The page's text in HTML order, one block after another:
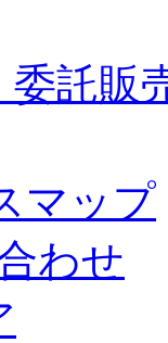
委託販
マップ
わせ